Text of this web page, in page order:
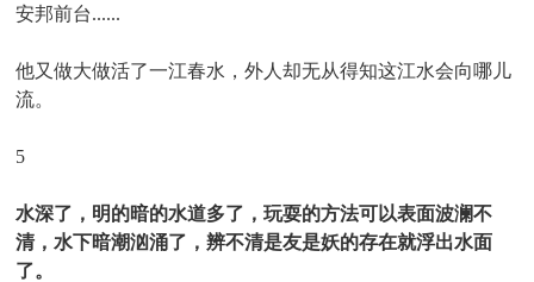
安邦前台......
他又做大做活了一江春水，外人却无从得知这江水会向哪儿
流。
5
水深了，明的暗的水道多了，玩耍的方法可以表面波澜不
清，水下暗潮汹涌了，辨不清是友是妖的存在就浮出水面
了。